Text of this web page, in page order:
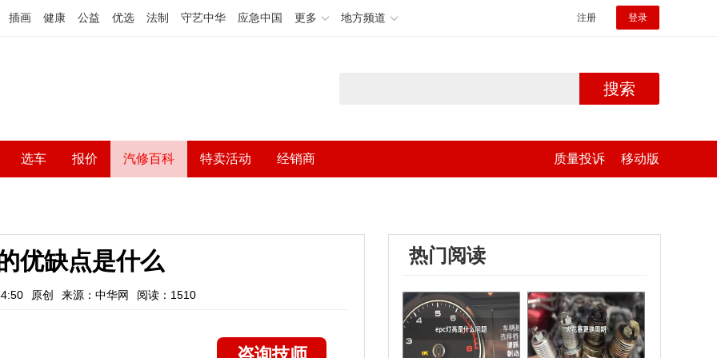
插画 健康 公益 优选 法制 守艺中华 应急中国 更多 地方频道 注册 登录
搜索
选车 报价 汽修百科 特卖活动 经销商 质量投诉 移动版
优缺点是什么
原创 来源：中华网 阅读：1510
热门阅读